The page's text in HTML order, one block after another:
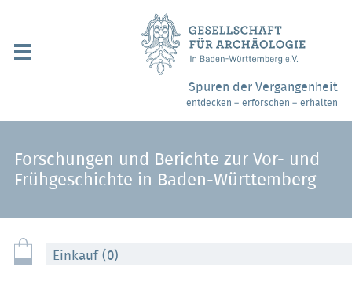
Über uns / Mitgliedschaft
Partner / Links
Archäologiemuseen
Spuren der Vergangenheit
entdecken – erforschen – erhalten
Forschungen und Berichte zur Vor- und
Frühgeschichte in Baden-Württemberg
Einkauf (0)